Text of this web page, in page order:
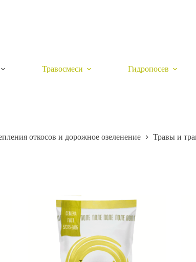
Травосмеси Гидропосев
откосов и дорожное озеленение Травы и